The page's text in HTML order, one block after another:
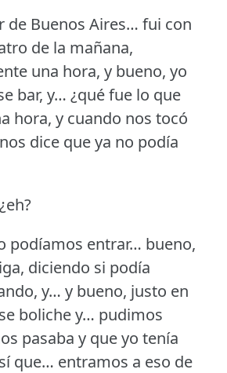
de Buenos Aires… fui con
de la mañana,
una hora, y bueno, yo
bar, y… ¿qué fue lo que
hora, y cuando nos tocó
dice que ya no podía
podíamos entrar… bueno,
diciendo si podía
y… y bueno, justo en
boliche y… pudimos
pasaba y que yo tenía
que… entramos a eso de